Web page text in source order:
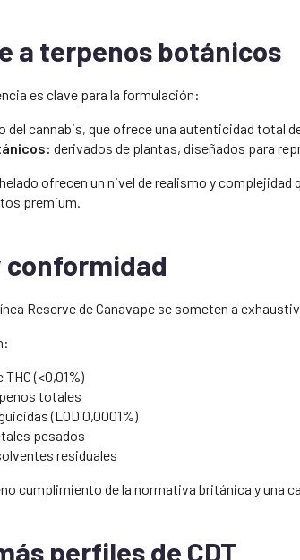
a terpenos botánicos
es clave para la formulación:
del cannabis, que ofrece una autenticidad total
derivados de plantas, diseñados para
ofrecen un nivel de realismo y
premium.
conformidad
Reserve de Canavape se someten a
(<0,01%)
totales
(LOD 0,0001%)
pesados
residuales
cumplimiento de la normativa británica y una
perfiles de CDT